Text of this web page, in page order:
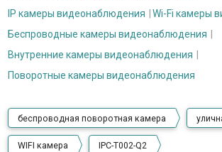
IP камеры видеонаблюдения
Wi-Fi камеры
Беспроводные камеры видеонаблюдения
Внутренние камеры видеонаблюдения
Поворотные камеры видеонаблюдения
беспроводная поворотная камера
WIFI камера IPC-T002-Q2